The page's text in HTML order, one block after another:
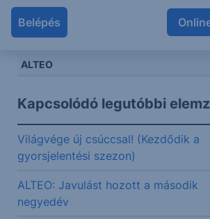
Belépés
4300
ALTEO
Kapcsolódó legutóbbi
Világvége új csúccsal! (Kezdődik a
gyorsjelentési szezon)
ALTEO: Javulást hozott a második
negyedév